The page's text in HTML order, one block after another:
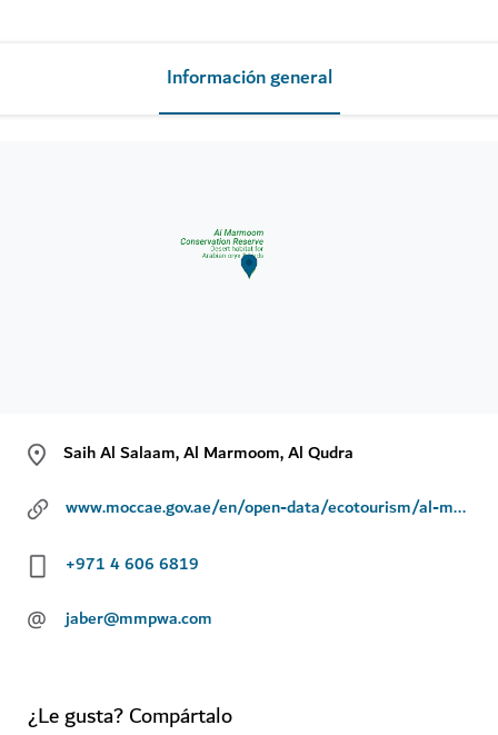
Información general
Saih Al Salaam, Al Marmoom, Al Qudra
www.moccae.gov.ae/en/open-data/ecotourism/al-marmoom-desert-conservation-reserve.aspx
+971 4 606 6819
@ jaber@mmpwa.com
¿Le gusta? Compártalo